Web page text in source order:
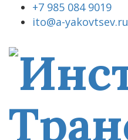
+7 985 084 9019
ito@a-yakovtsev.ru